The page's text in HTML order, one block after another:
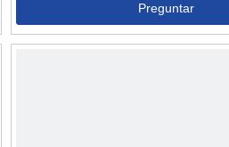
Preguntar